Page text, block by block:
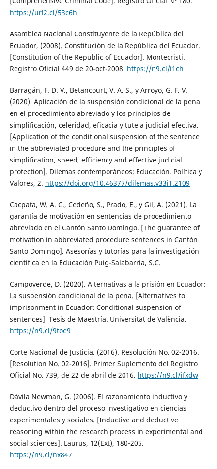
https://url2.cl/53c6h
Asamblea Nacional Constituyente de la República del
Ecuador, (2008). Constitución de la República del Ecuador.
[Constitution of the Republic of Ecuador]. Montecristi.
Registro Oficial 449 de 20-oct-2008. https://n9.cl/i1ch
Barragán, F. D. V., Betancourt, V. A. S., y Arroyo, G. F. V.
(2020). Aplicación de la suspensión condicional de la pena
en el procedimiento abreviado y los principios de
simplificación, celeridad, eficacia y tutela judicial efectiva.
[Application of the conditional suspension of the sentence
in the abbreviated procedure and the principles of
simplification, speed, efficiency and effective judicial
protection]. Dilemas contemporáneos: Educación, Política y
Valores, 2. https://doi.org/10.46377/dilemas.v33i1.2109
Cacpata, W. A. C., Cedeño, S., Prado, E., y Gil, A. (2021). La
garantía de motivación en sentencias de procedimiento
abreviado en el Cantón Santo Domingo. [The guarantee of
motivation in abbreviated procedure sentences in Cantón
Santo Domingo]. Asesorías y tutorías para la investigación
científica en la Educación Puig-Salabarría, S.C.
Campoverde, D. (2020). Alternativas a la prisión en Ecuador:
La suspensión condicional de la pena. [Alternatives to
imprisonment in Ecuador: Conditional suspension of
sentences]. Tesis de Maestría. Universitat de València.
https://n9.cl/9toe9
Corte Nacional de Justicia. (2016). Resolución No. 02-2016.
[Resolution No. 02-2016]. Primer Suplemento del Registro
Oficial No. 739, de 22 de abril de 2016. https://n9.cl/ifxdw
Dávila Newman, G. (2006). El razonamiento inductivo y
deductivo dentro del proceso investigativo en ciencias
experimentales y sociales. [Inductive and deductive
reasoning within the research process in experimental and
social sciences]. Laurus, 12(Ext), 180-205.
https://n9.cl/nx847